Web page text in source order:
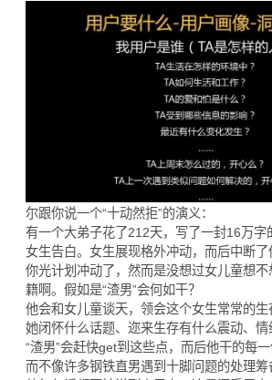
尔跟你说一个“十动然拒”的演义：
有一个大弟子花了212天，写了一封16万字
女生告白。女生展现格外冲动，而后中断了
你光计划冲动了，然而是没想过女儿童想
籍啊。假如是“渣男”会何如干？
他会和女儿童谈天，领会这个女生常常的生
她闭怀什么话题、迩来生存有什么震动、情
“渣男”会赶快get到这些点，而后他干的每一
而不像许多钢铁直男遇到十脚问题的处理筹